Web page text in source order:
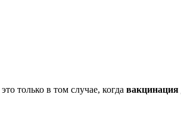
только в том случае, когда вакцинация